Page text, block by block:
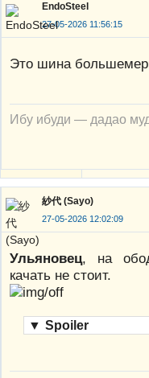
EndoSteel
27-05-2026 11:56:15
Это шина
Ибу ибуди — дадао
紗代 (Sayo)
27-05-2026 12:02:09
Ульяновец, на
качать не стоит.
▼ Spoiler